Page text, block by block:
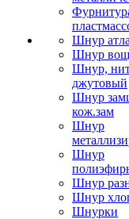
Шнур
Шнур
Шнур,
джутовый
Шнур
кож.зам
Шнур
Шнур
Шнур
Шнур
Шнурки